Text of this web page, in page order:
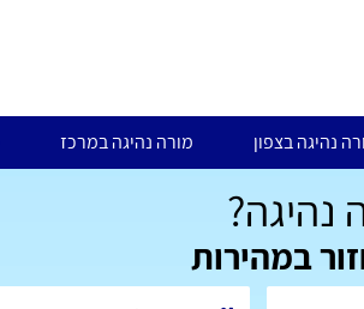
נהיגה בצפון מורה נהיגה במרכז
נהיגה?
במהירות